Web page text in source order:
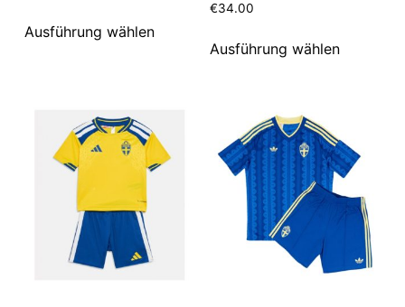
Ausführung wählen
€34.00
Ausführung wählen